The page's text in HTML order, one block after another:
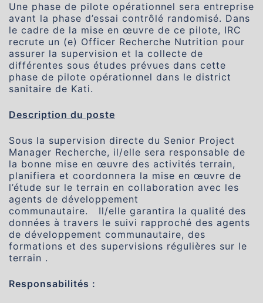
Une phase de pilote opérationnel sera entreprise
avant la phase d’essai contrôlé randomisé. Dans
le cadre de la mise en œuvre de ce pilote, IRC
recrute un (e) Officer Recherche Nutrition pour
assurer la supervision et la collecte de
différentes sous études prévues dans cette
phase de pilote opérationnel dans le district
sanitaire de Kati.
Description du poste
Sous la supervision directe du Senior Project
Manager Recherche, il/elle sera responsable de
la bonne mise en œuvre des activités terrain,
planifiera et coordonnera la mise en œuvre de
l’étude sur le terrain en collaboration avec les
agents de développement
communautaire. Il/elle garantira la qualité des
données à travers le suivi rapproché des agents
de développement communautaire, des
formations et des supervisions régulières sur le
terrain .
Responsabilités :